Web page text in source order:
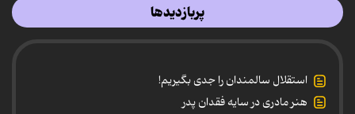
پربازدیدها
استقلال سالمندان را جدی بگیریم!
هنر مادری در سایه‌ فقدان پدر